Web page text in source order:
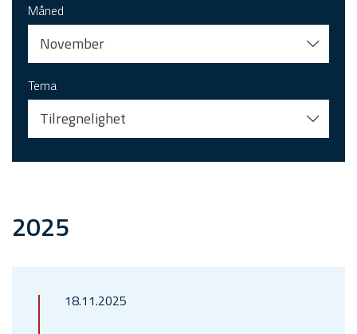
Måned
November
Tema
Tilregnelighet
2025
18.11.2025